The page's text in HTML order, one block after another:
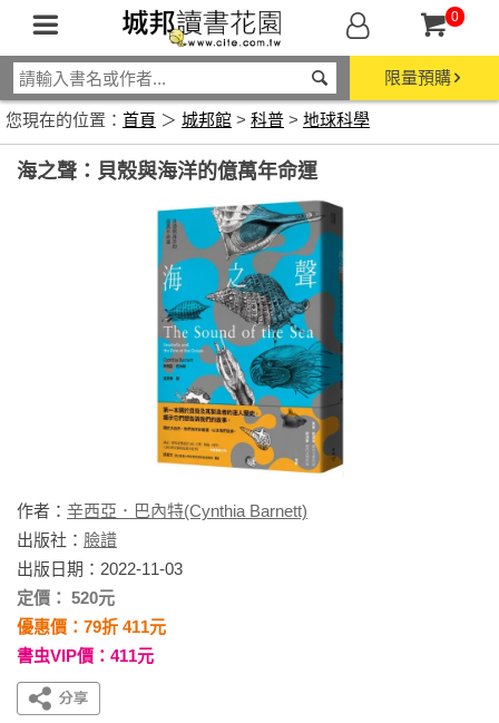
0
限量預購
您現在的位置： 首頁 ＞ 城邦館 > 科普 > 地球科學
海之聲：貝殼與海洋的億萬年命運
作者： 辛西亞．巴內特(Cynthia Barnett)
出版社： 臉譜
出版日期：2022-11-03
定價： 520元
優惠價：79折 411元
書虫VIP價：411元